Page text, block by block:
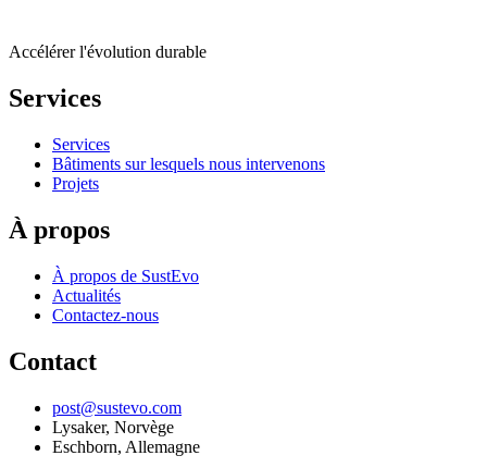
Accélérer l'évolution durable
Services
Services
Bâtiments sur lesquels nous intervenons
Projets
À propos
À propos de SustEvo
Actualités
Contactez-nous
Contact
post@sustevo.com
Lysaker, Norvège
Eschborn, Allemagne